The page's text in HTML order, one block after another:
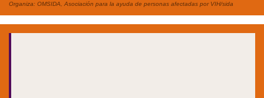
Organiza: OMSIDA, Asociación para la ayuda de personas afectadas por VIH/sida